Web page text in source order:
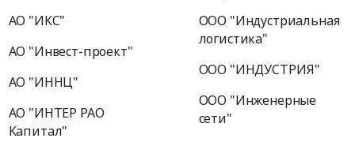
АО "ИКС"
АО "Инвест-проект"
АО "ИННЦ"
АО "ИНТЕР РАО
Капитал"
ООО "Индустриальная
логистика"
ООО "ИНДУСТРИЯ"
ООО "Инженерные
сети"